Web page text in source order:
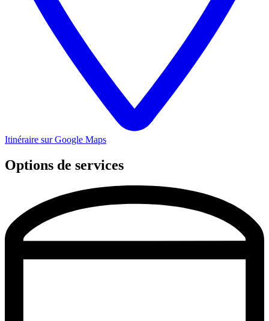
Itinéraire sur Google Maps
Options de services